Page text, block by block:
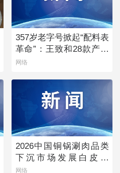
357岁老字号掀起“配料表
革命”：王致和28款产品
获清洁标签0级评价
网络
2026中国铜锅涮肉品类
下沉市场发展白皮书
——老北京味道的县域
网络